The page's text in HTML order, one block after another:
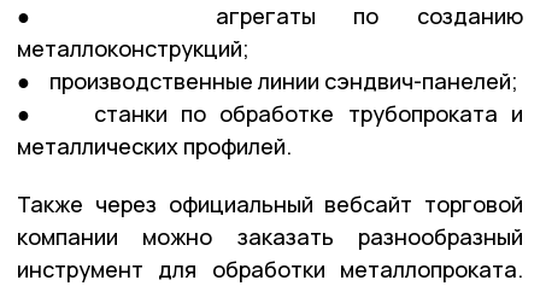
● агрегаты по созданию
металлоконструкций;
● производственные линии сэндвич-панелей;
● станки по обработке трубопроката и
металлических профилей.
Также через официальный вебсайт торговой
компании можно заказать разнообразный
инструмент для обработки металлопроката.